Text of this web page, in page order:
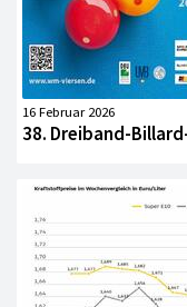
16 Februar 2026
38. Dreiband-